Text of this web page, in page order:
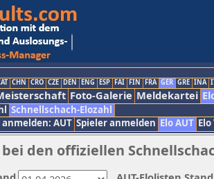
CHN CRO CZE DEN ENG ESP FAI FIN FRA GER GRE INA
Foto-Galerie Meldekartei
Schnellschach-Elozahl
AUT Spieler anmelden Elo AUT
den offiziellen